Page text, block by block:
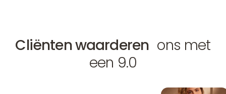
Cliënten waarderen ons met
een 9.0